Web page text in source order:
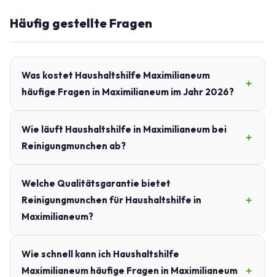
Häufig gestellte Fragen
Was kostet Haushaltshilfe Maximilianeum
häufige Fragen in Maximilianeum im Jahr 2026?
Wie läuft Haushaltshilfe in Maximilianeum bei
Reinigungmunchen ab?
Welche Qualitätsgarantie bietet
Reinigungmunchen für Haushaltshilfe in
Maximilianeum?
Wie schnell kann ich Haushaltshilfe
Maximilianeum häufige Fragen in Maximilianeum